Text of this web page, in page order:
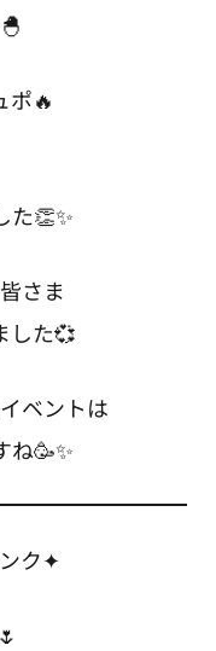
ポ🔥
た👏✨
さま
した💞
ベントは
ね🥳✨
ク✦